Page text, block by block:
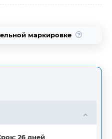
маркировке